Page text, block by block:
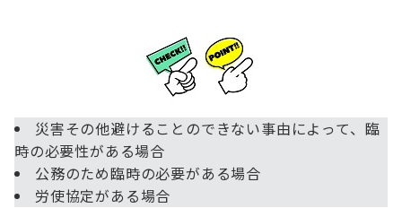
災害その他避けることのできない事由によって、臨
時の必要性がある場合
公務のため臨時の必要がある場合
労使協定がある場合